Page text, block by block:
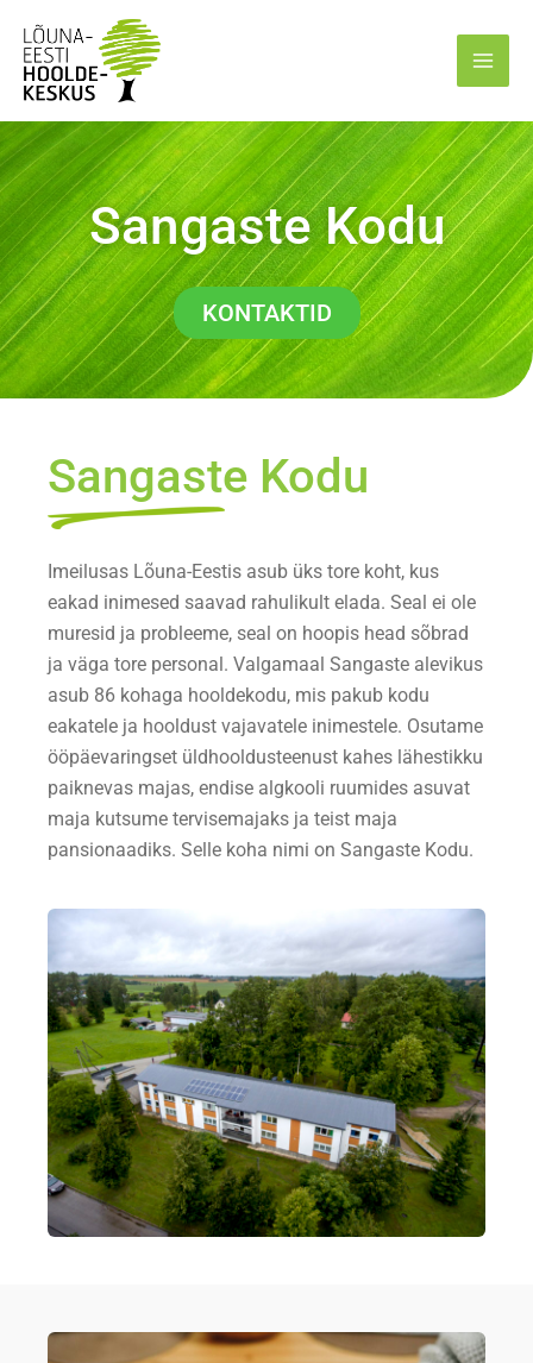
content
Sangaste Kodu
KONTAKTID
Sangaste Kodu
Imeilusas Lõuna-Eestis asub üks tore koht, kus
eakad inimesed saavad rahulikult elada. Seal ei ole
muresid ja probleeme, seal on hoopis head sõbrad
ja väga tore personal. Valgamaal Sangaste alevikus
asub 86 kohaga hooldekodu, mis pakub kodu
eakatele ja hooldust vajavatele inimestele. Osutame
ööpäevaringset üldhooldusteenust kahes lähestikku
paiknevas majas, endise algkooli ruumides asuvat
maja kutsume tervisemajaks ja teist maja
pansionaadiks. Selle koha nimi on Sangaste Kodu.